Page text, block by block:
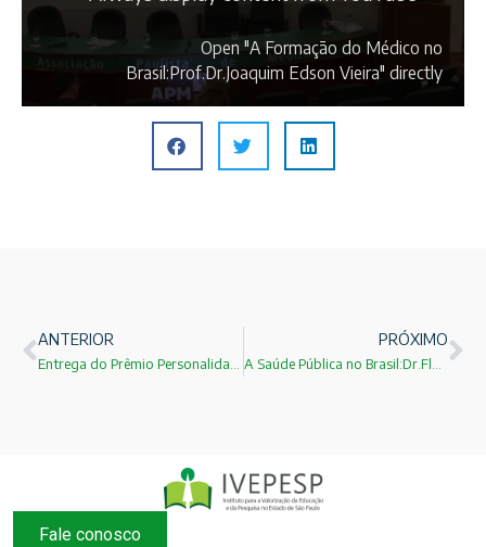
Open "A Formação do Médico no
Brasil:Prof.Dr.Joaquim Edson Vieira" directly
ANTERIOR PRÓXIMO
Fale conosco